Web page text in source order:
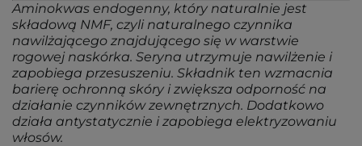
Aminokwas endogenny, który naturalnie jest
składową NMF, czyli naturalnego czynnika
nawilżającego znajdującego się w warstwie
rogowej naskórka. Seryna utrzymuje nawilżenie i
zapobiega przesuszeniu. Składnik ten wzmacnia
barierę ochronną skóry i zwiększa odporność na
działanie czynników zewnętrznych. Dodatkowo
działa antystatycznie i zapobiega elektryzowaniu
włosów.